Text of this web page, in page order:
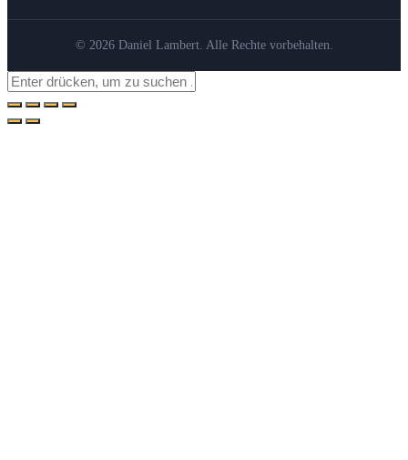
© 2026 Daniel Lambert. Alle Rechte vorbehalten.